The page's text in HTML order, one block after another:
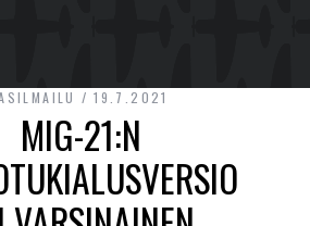
19.7.2021
MIG-21:N